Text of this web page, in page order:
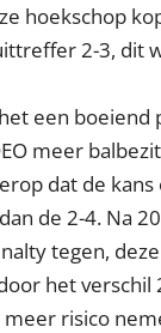
hoekschop
2-3, dit
een boeiend
meer
dat de kans
de 2-4. Na
tegen,
het verschil
meer risico